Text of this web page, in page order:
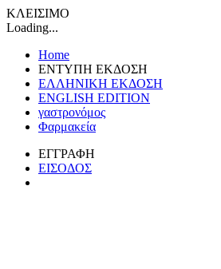
ΚΛΕΙΣΙΜΟ
Loading...
Home
ΕΝΤΥΠΗ ΕΚΔΟΣΗ
ΕΛΛΗΝΙΚΗ ΕΚΔΟΣΗ
ENGLISH EDITION
γαστρονόμος
Φαρμακεία
ΕΓΓΡΑΦΗ
ΕΙΣΟΔΟΣ